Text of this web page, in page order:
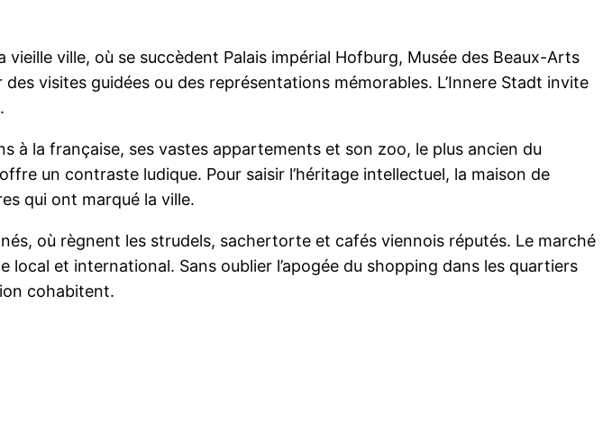
ville, où se succèdent Palais impérial Hofburg, Musée des Beaux-Arts
visites guidées ou des représentations mémorables. L’Innere Stadt invite
à la française, ses vastes appartements et son zoo, le plus ancien du
un contraste ludique. Pour saisir l’héritage intellectuel, la maison de
qui ont marqué la ville.
où règnent les strudels, sachertorte et cafés viennois réputés. Le marché
et international. Sans oublier l’apogée du shopping dans les quartiers
cohabitent.